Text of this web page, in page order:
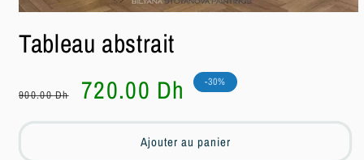
média
fenêtre
modale
Tableau abstrait
habituel
900.00 Dh
Prix
soldé
720.00 Dh -30%
Ajouter au panier